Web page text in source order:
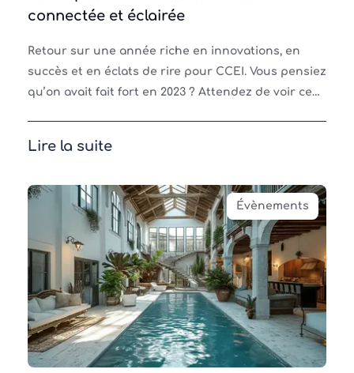
connectée et éclairée
Retour sur une année riche en innovations, en
succès et en éclats de rire pour CCEI. Vous pensiez
qu’on avait fait fort en 2023 ? Attendez de voir ce
Lire la suite
Évènements